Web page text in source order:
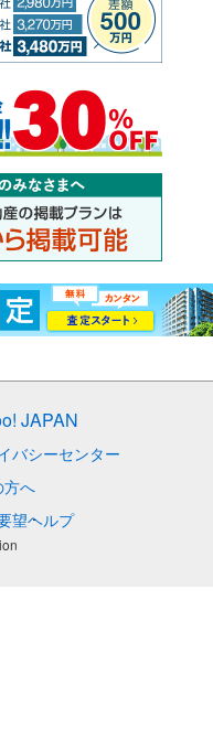
JAPAN
バシーセンター
方へ
望ヘルプ